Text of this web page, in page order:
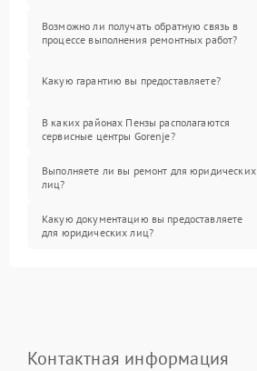
Возможно ли получать обратную связь в
процессе выполнения ремонтных работ?
Какую гарантию вы предоставляете?
В каких районах Пензы располагаются
сервисные центры Gorenje?
Выполняете ли вы ремонт для юридических
лиц?
Какую документацию вы предоставляете
для юридических лиц?
Контактная информация